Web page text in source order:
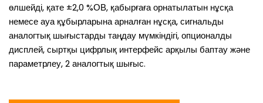
өлшейді, қате ±2,0 %ОВ, қабырғаға орнатылатын нұсқа
немесе ауа құбырларына арналған нұсқа, сигнальды
аналогтық шығыстарды таңдау мүмкіндігі, опционалды
дисплей, сыртқы цифрлық интерфейс арқылы баптау және
параметрлеу, 2 аналогтық шығыс.